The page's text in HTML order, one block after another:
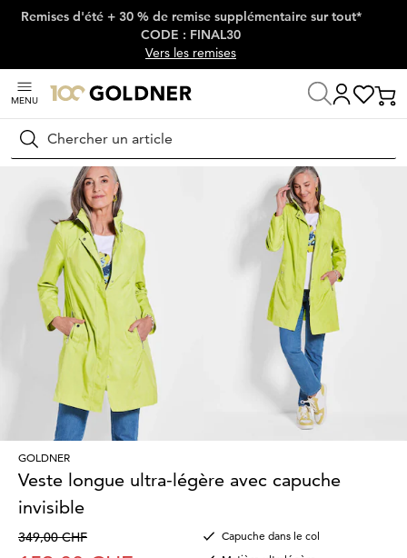
Passer la navigation, aller directement au contenu
Remises d'été + 30 % de remise supplémentaire sur tout*
CODE : FINAL30
Vers les remises
MENU
Rechercher
Maison Mode femme Vestes & blazers
GOLDNER
Veste longue ultra-légère avec capuche
invisible
349,00 CHF
Capuche dans le col